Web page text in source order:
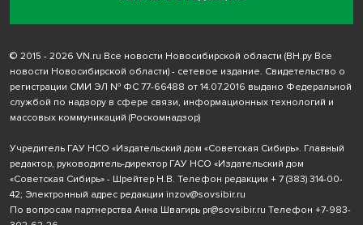
© 2015 - 2026 VN.ru Все новости Новосибирской области (ВН.ру Все
новости Новосибирской области) - сетевое издание. Свидетельство о
регистрации СМИ ЭЛ № ФС 77-66488 от 14.07.2016 выдано Федеральной
службой по надзору в сфере связи, информационных технологий и
массовых коммуникаций (Роскомнадзор)
Учредитель ГАУ НСО «Издательский дом «Советская Сибирь». Главный
редактор, руководитель-директор ГАУ НСО «Издательский дом
«Советская Сибирь» - Шрейтер Н.В. Телефон редакции + 7 (383) 314-00-
42; Электронный адрес редакции inzov@sovsibir.ru
По вопросам партнерства Анна Швагирь pr@sovsibir.ru Телефон +7-983-